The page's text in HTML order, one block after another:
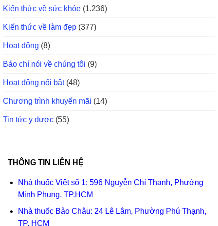
Kiến thức về sức khỏe (1.236)
Kiến thức về làm đẹp (377)
Hoạt động (8)
Báo chí nói về chúng tôi (9)
Hoạt động nổi bật(48)
Chương trình khuyến mãi (14)
Tin tức y dược (55)
THÔNG TIN LIÊN HỆ
Nhà thuốc Việt số 1: 596 Nguyễn Chí Thanh, Phường
Minh Phụng, TP.HCM
Nhà thuốc Bảo Châu: 24 Lê Lâm, Phường Phú Thạnh,
TP. HCM